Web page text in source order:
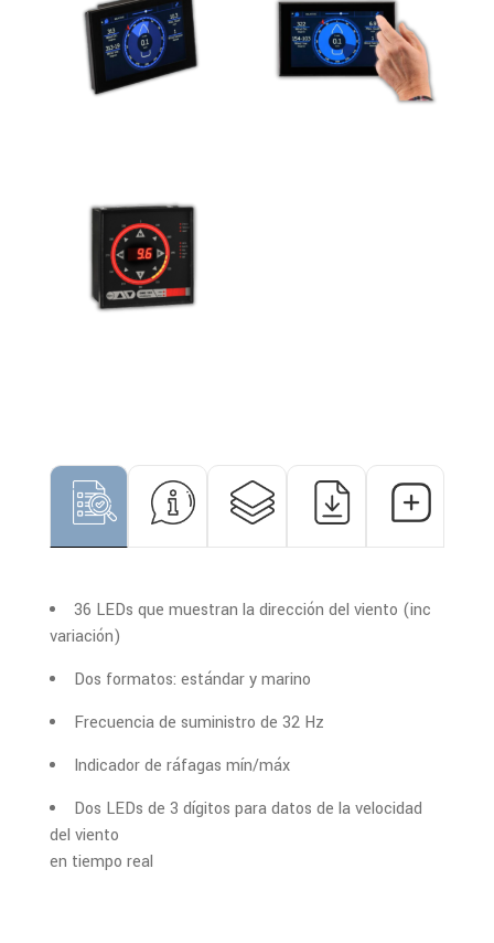
36 LEDs que muestran la dirección del viento (inc
variación)
Dos formatos: estándar y marino
Frecuencia de suministro de 32 Hz
Indicador de ráfagas mín/máx
Dos LEDs de 3 dígitos para datos de la velocidad
del viento
en tiempo real